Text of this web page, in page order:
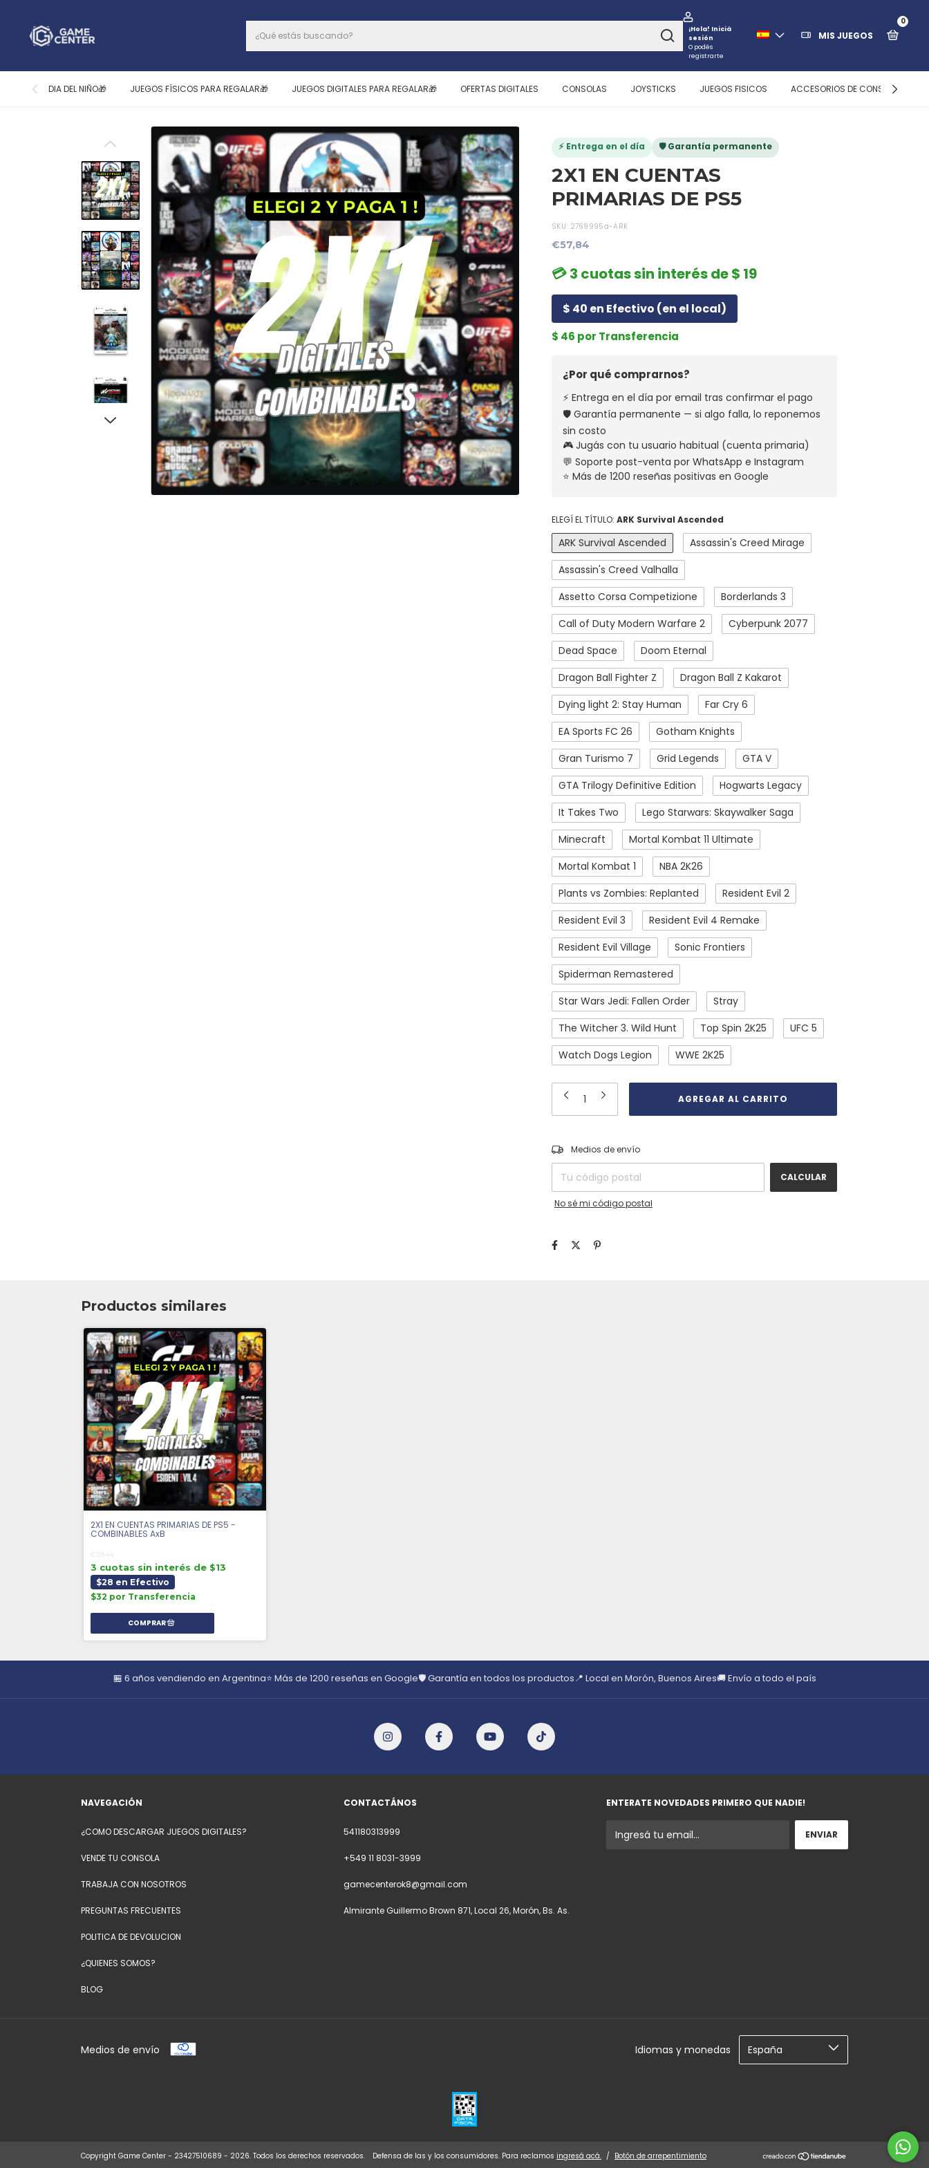
¡Hola! Iniciá
sesión
O podés
registrarte
MIS JUEGOS
0
DIA DEL NIÑO🎁 JUEGOS FÍSICOS PARA REGALAR🎁 JUEGOS DIGITALES PARA REGALAR🎁 OFERTAS DIGITALES CONSOLAS JOYSTICKS JUEGOS FISICOS ACCESORIOS DE CONSOLAS
⚡ Entrega en el día 🛡️ Garantía permanente
2X1 EN CUENTAS
PRIMARIAS DE PS5
SKU: 2769995a-ARK
€57,84
💳 3 cuotas sin interés de $ 19
$ 40 en Efectivo (en el local)
$ 46 por Transferencia
¿Por qué comprarnos?
⚡ Entrega en el día por email tras confirmar el pago
🛡️ Garantía permanente — si algo falla, lo reponemos
sin costo
🎮 Jugás con tu usuario habitual (cuenta primaria)
💬 Soporte post-venta por WhatsApp e Instagram
⭐ Más de 1200 reseñas positivas en Google
ELEGÍ EL TÍTULO: ARK Survival Ascended
ARK Survival Ascended
Assassin's Creed Mirage
Assassin's Creed Valhalla
Assetto Corsa Competizione
Borderlands 3
Call of Duty Modern Warfare 2
Cyberpunk 2077
Dead Space
Doom Eternal
Dragon Ball Fighter Z
Dragon Ball Z Kakarot
Dying light 2: Stay Human
Far Cry 6
EA Sports FC 26
Gotham Knights
Gran Turismo 7
Grid Legends
GTA V
GTA Trilogy Definitive Edition
Hogwarts Legacy
It Takes Two
Lego Starwars: Skaywalker Saga
Minecraft
Mortal Kombat 11 Ultimate
Mortal Kombat 1
NBA 2K26
Plants vs Zombies: Replanted
Resident Evil 2
Resident Evil 3
Resident Evil 4 Remake
Resident Evil Village
Sonic Frontiers
Spiderman Remastered
Star Wars Jedi: Fallen Order
Stray
The Witcher 3. Wild Hunt
Top Spin 2K25
UFC 5
Watch Dogs Legion
WWE 2K25
Entregas para el CP:
Medios de envío
CALCULAR
No sé mi código postal
Productos similares
2X1 EN CUENTAS PRIMARIAS DE PS5 -
COMBINABLES AxB
€39,44
3 cuotas sin interés de $13
$28 en Efectivo
$32 por Transferencia
🏪 6 años vendiendo en Argentina⭐ Más de 1200 reseñas en Google🛡️ Garantía en todos los productos📍 Local en Morón, Buenos Aires🚚 Envío a todo el país
NAVEGACIÓN
¿COMO DESCARGAR JUEGOS DIGITALES?
VENDE TU CONSOLA
TRABAJA CON NOSOTROS
PREGUNTAS FRECUENTES
POLITICA DE DEVOLUCION
¿QUIENES SOMOS?
BLOG
CONTACTÁNOS
541180313999
+549 11 8031-3999
gamecenterok8@gmail.com
Almirante Guillermo Brown 871, Local 26, Morón, Bs. As.
ENTERATE NOVEDADES PRIMERO QUE NADIE!
Medios de envío Idiomas y monedas
Copyright Game Center - 23427510689 - 2026. Todos los derechos reservados. Defensa de las y los consumidores. Para reclamos ingresá acá. / Botón de arrepentimiento